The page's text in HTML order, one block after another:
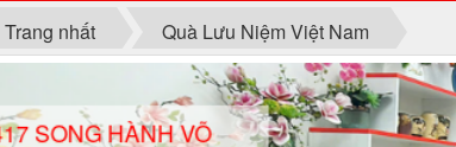
Trang nhất Quà Lưu Niệm Việt Nam